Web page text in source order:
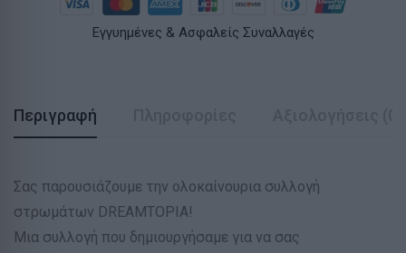
Εγγυημένες & Ασφαλείς Συναλλαγές
Περιγραφή
Σας παρουσιάζουμε την ολοκαίνουρια συλλογή
στρωμάτων DREAMTOPIA!
Μια συλλογή που δημιουργήσαμε για να σας